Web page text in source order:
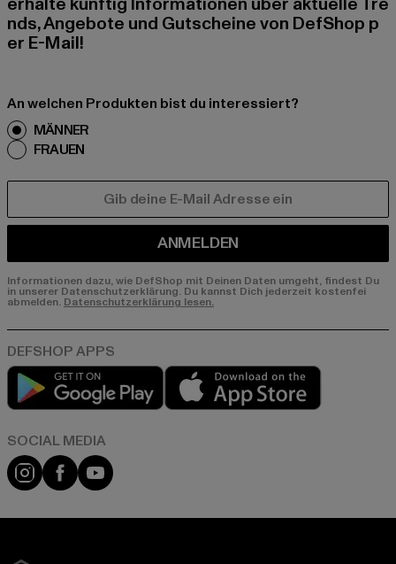
nds, Angebote und Gutscheine von DefShop p
er E-Mail!
An welchen Produkten bist du interessiert?
MÄNNER
FRAUEN
ANMELDEN
Informationen dazu, wie DefShop mit Deinen Daten umgeht, findest Du
in unserer Datenschutzerklärung. Du kannst Dich jederzeit kostenfei
abmelden. Datenschutzerklärung lesen.
Play market
Instagram
FacebookYouTube